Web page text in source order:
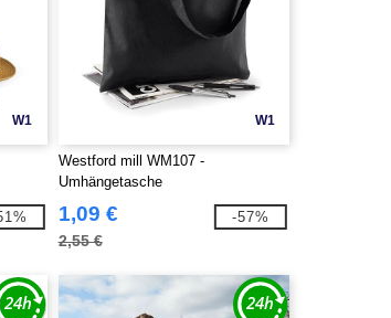
W1 W1
Westford mill WM107 -
Umhängetasche
1,09 €
2,55 €
-57%